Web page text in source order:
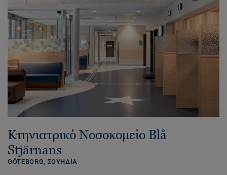
Κτηνιατρικό Νοσοκομείο Blå
Stjärnans
GÖTEBORG, ΣΟΥΗΔΙΑ